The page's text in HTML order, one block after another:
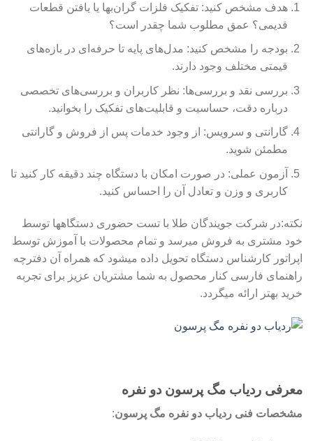
هدف مشخص کنید: تفکیک فلزات گران‌بها یا یافتن قطعات
قدیمی؟ عمق مطلوب شما چقدر است؟
بودجه را مشخص کنید: مدل‌های پایه تا حرفه‌ای در بازه‌های
قیمتی مختلف وجود دارند.
بررسی نقد و بررسی‌ها: نظر کاربران و بررسی‌های تخصصی
درباره دقت، حساسیت و قابلیت‌های تفکیک را بخوانید.
گارانتی و سرویس: از وجود خدمات پس از فروش و گارانتی
مطمئن شوید.
آزمون عملی: در صورت امکان با دستگاه چند دقیقه کار کنید تا
کاربری و وزن و تعادل آن را احساس کنید.
نکته:در شرکت جویندگان طلا با تست حضوری دستگاهها توسط
خود مشتری به فروش میرسد و تمام محصولات با آموزش توسط
اپراتور کارشناس دستگاه تحویل داده میشود که همراه آن دفترچه
راهنمای فارسی کنار محصول به شما مشتریان عزیز برای تجربه
خرید بهتر ارائه میگردد.
معرفی ردیاب مگ پرسون دو نفره
مشخصات فنی ردیاب دو نفره مگ پرسون: